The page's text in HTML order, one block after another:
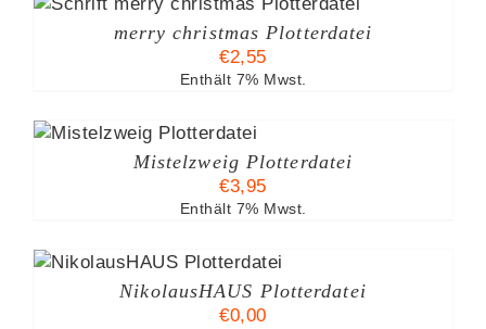
merry christmas Plotterdatei
€2,55
Enthält 7% Mwst.
Mistelzweig Plotterdatei
€3,95
Enthält 7% Mwst.
NikolausHAUS Plotterdatei
€0,00